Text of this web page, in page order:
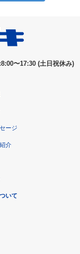
〜17:30 (土日祝休み)
ージ
介
いて